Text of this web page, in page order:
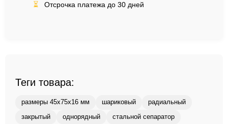
⏳ Отсрочка платежа до 30 дней
Теги товара:
размеры 45x75x16 мм шариковый радиальный
закрытый однорядный стальной сепаратор